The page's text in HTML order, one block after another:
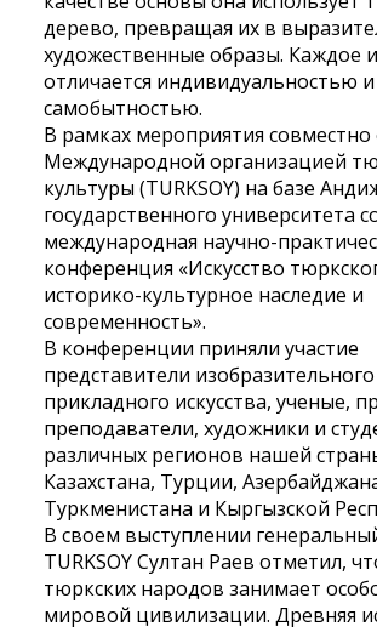
дерево, превращая их в
художественные образы. Каждое
отличается индивидуальностью
самобытностью.
В рамках мероприятия совместно
Международной организацией
культуры (TURKSOY) на базе
государственного университета
международная научно-
конференция «Искусство
историко-культурное наследие и
современность».
В конференции приняли участие
представители
прикладного искусства, ученые,
преподаватели, художники и
различных регионов нашей
Казахстана, Турции,
Туркменистана и Кыргызской
В своем выступлении
TURKSOY Султан Раев отметил,
тюркских народов занимает
мировой цивилизации. Древняя